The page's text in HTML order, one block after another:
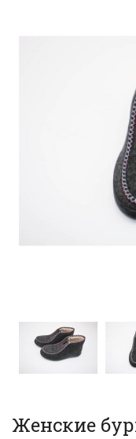
Женские